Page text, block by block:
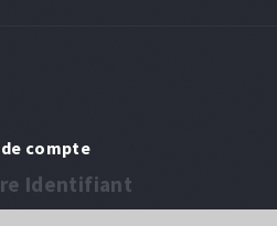
compte
Identifiant